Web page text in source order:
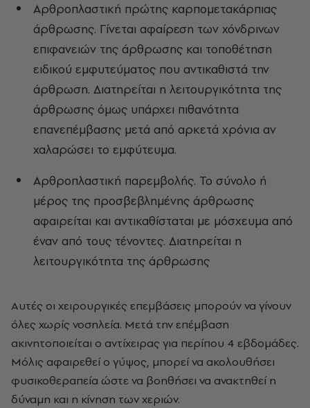
Αρθροπλαστική πρώτης καρπομετακάρπιας
άρθρωσης. Γίνεται αφαίρεση των χόνδρινων
επιφανειών της άρθρωσης και τοποθέτηση
ειδικού εμφυτεύματος που αντικαθιστά την
άρθρωση. Διατηρείται η λειτουργικότητα της
άρθρωσης όμως υπάρχει πιθανότητα
επανεπέμβασης μετά από αρκετά χρόνια αν
χαλαρώσει το εμφύτευμα.
Αρθροπλαστική παρεμβολής. Το σύνολο ή
μέρος της προσβεβλημένης άρθρωσης
αφαιρείται και αντικαθίσταται με μόσχευμα από
έναν από τους τένοντες. Διατηρείται η
λειτουργικότητα της άρθρωσης
Αυτές οι χειρουργικές επεμβάσεις μπορούν να γίνουν
όλες χωρίς νοσηλεία. Μετά την επέμβαση
ακινητοποιείται ο αντίχειρας για περίπου 4 εβδομάδες.
Μόλις αφαιρεθεί ο γύψος, μπορεί να ακολουθήσει
φυσικοθεραπεία ώστε να βοηθήσει να ανακτηθεί η
δύναμη και η κίνηση των χεριών.